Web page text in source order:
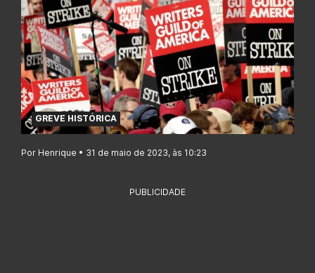
GREVE HISTÓRICA
Por Henrique • 31 de maio de 2023, às 10:23
PUBLICIDADE